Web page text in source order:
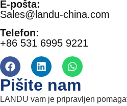
E-pošta:
Sales@landu-china.com
Telefon:
+86 531 6995 9221
Pišite nam
LANDU vam je pripravljen